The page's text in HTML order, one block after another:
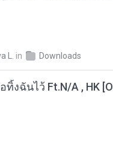
L. in Downloads
อทิ้งฉันไว้ Ft.N/A , HK